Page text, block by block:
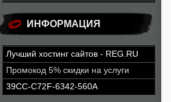
ИНФОРМАЦИЯ
Лучший хостинг сайтов - REG.RU
Промокод 5% скидки на услуги
39CC-C72F-6342-560A